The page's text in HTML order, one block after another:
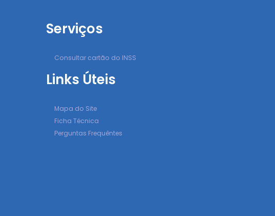
Serviços
Consultar cartão do INSS
Links Úteis
Mapa do Site
Ficha Técnica
Perguntas Frequêntes